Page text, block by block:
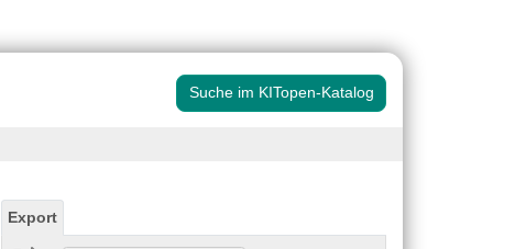
Suche im KITopen-Katalog
Export